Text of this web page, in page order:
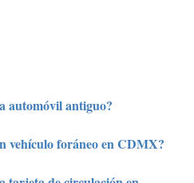
automóvil antiguo?
vehículo foráneo en CDMX?